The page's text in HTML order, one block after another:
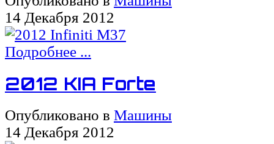
14 Декабря 2012
Подробнее ...
2012 KIA Forte
Опубликовано в Машины
14 Декабря 2012